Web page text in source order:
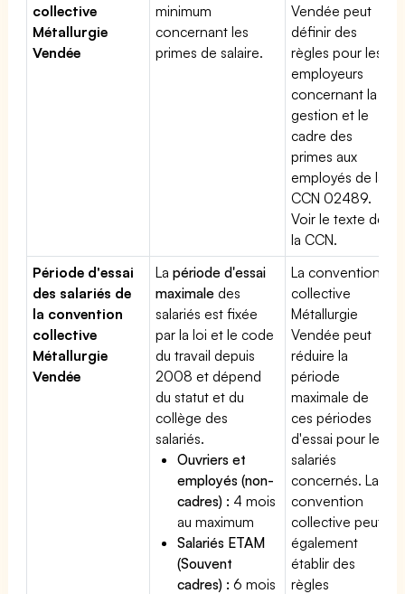
collective
Métallurgie
Vendée
minimum
concernant les
primes de salaire.
Vendée peut
définir des
règles pour les
employeurs
concernant la
gestion et le
cadre des
primes aux
employés de la
CCN 02489.
Voir le texte de
la CCN.
Période d'essai
des salariés de
la convention
collective
Métallurgie
Vendée
Lapériode d'essai
maximale des
salariés est fixée
par la loi et le code
du travail depuis
2008 et dépend
du statut et du
collège des
salariés.
Ouvriers et
employés (non-
cadres) : 4 mois
au maximum
Salariés ETAM
(Souvent
cadres) : 6 mois
La convention
collective
Métallurgie
Vendée peut
réduire la
période
maximale de
ces périodes
d'essai pour les
salariés
concernés. La
convention
collective peut
également
établir des
règles